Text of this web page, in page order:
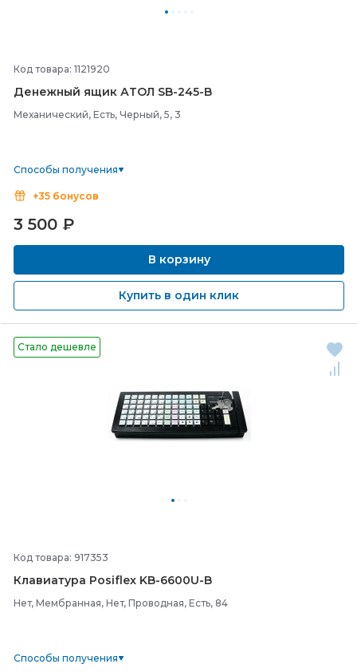
Код товара: 1121920
Денежный ящик АТОЛ SB-245-B
Механический, Есть, Черный, 5, 3
Способы получения
+35 бонусов
3 500 ₽
В корзину
Купить в один клик
Стало дешевле
Код товара: 917353
Клавиатура Posiflex KB-6600U-B
Нет, Мембранная, Нет, Проводная, Есть, 84
Способы получения